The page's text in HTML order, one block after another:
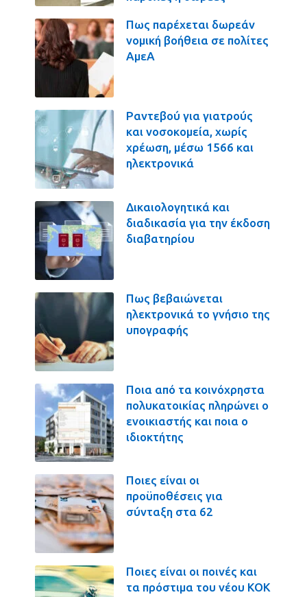
Πως παρέχεται δωρεάν
νομική βοήθεια σε πολίτες
ΑμεΑ
Ραντεβού για γιατρούς
και νοσοκομεία, χωρίς
χρέωση, μέσω 1566 και
ηλεκτρονικά
Δικαιολογητικά και
διαδικασία για την έκδοση
διαβατηρίου
Πως βεβαιώνεται
ηλεκτρονικά το γνήσιο της
υπογραφής
Ποια από τα κοινόχρηστα
πολυκατοικίας πληρώνει ο
ενοικιαστής και ποια ο
ιδιοκτήτης
Ποιες είναι οι
προϋποθέσεις για
σύνταξη στα 62
Ποιες είναι οι ποινές και
τα πρόστιμα του νέου ΚΟΚ